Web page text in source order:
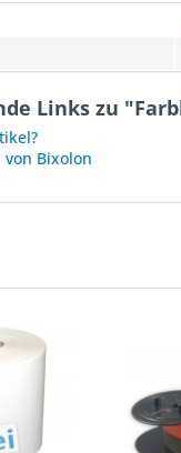
Links zu
Bixolon